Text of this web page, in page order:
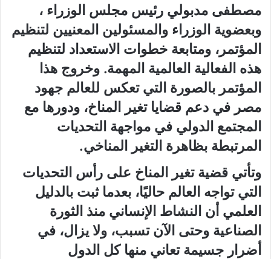
ر
و
ا
مصطفى مدبولي رئيس مجلس الوزراء ،
وبعضوية الوزراء والمسئولين المعنيين لتنظيم
المؤتمر، ومتابعة خطوات الاستعداد لتنظيم
هذه الفعالية العالمية المهمة. وخروج هذا
المؤتمر بالصورة التي تعكس للعالم جهود
مصر في دعم قضايا تغير المناخ، ودورها مع
المجتمع الدولي في مواجهة التحديات
المرتبطة بظاهرة التغير المناخي.
وتأتي قضية تغير المناخ على رأس التحديات
التي تواجه العالم حاليًا، بعدما ثبت بالدليل
العلمي أن النشاط الإنساني منذ الثورة
الصناعية وحتى الآن تسبب، ولا يزال، في
أضرار جسيمة تعاني منها كل الدول